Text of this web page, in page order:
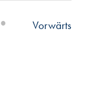
• Vorwärts